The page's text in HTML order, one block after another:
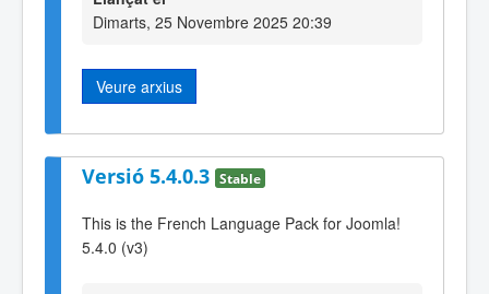
Dimarts, 25 Novembre 2025 20:39
Veure arxius
Versió 5.4.0.3 Stable
This is the French Language Pack for Joomla!
5.4.0 (v3)